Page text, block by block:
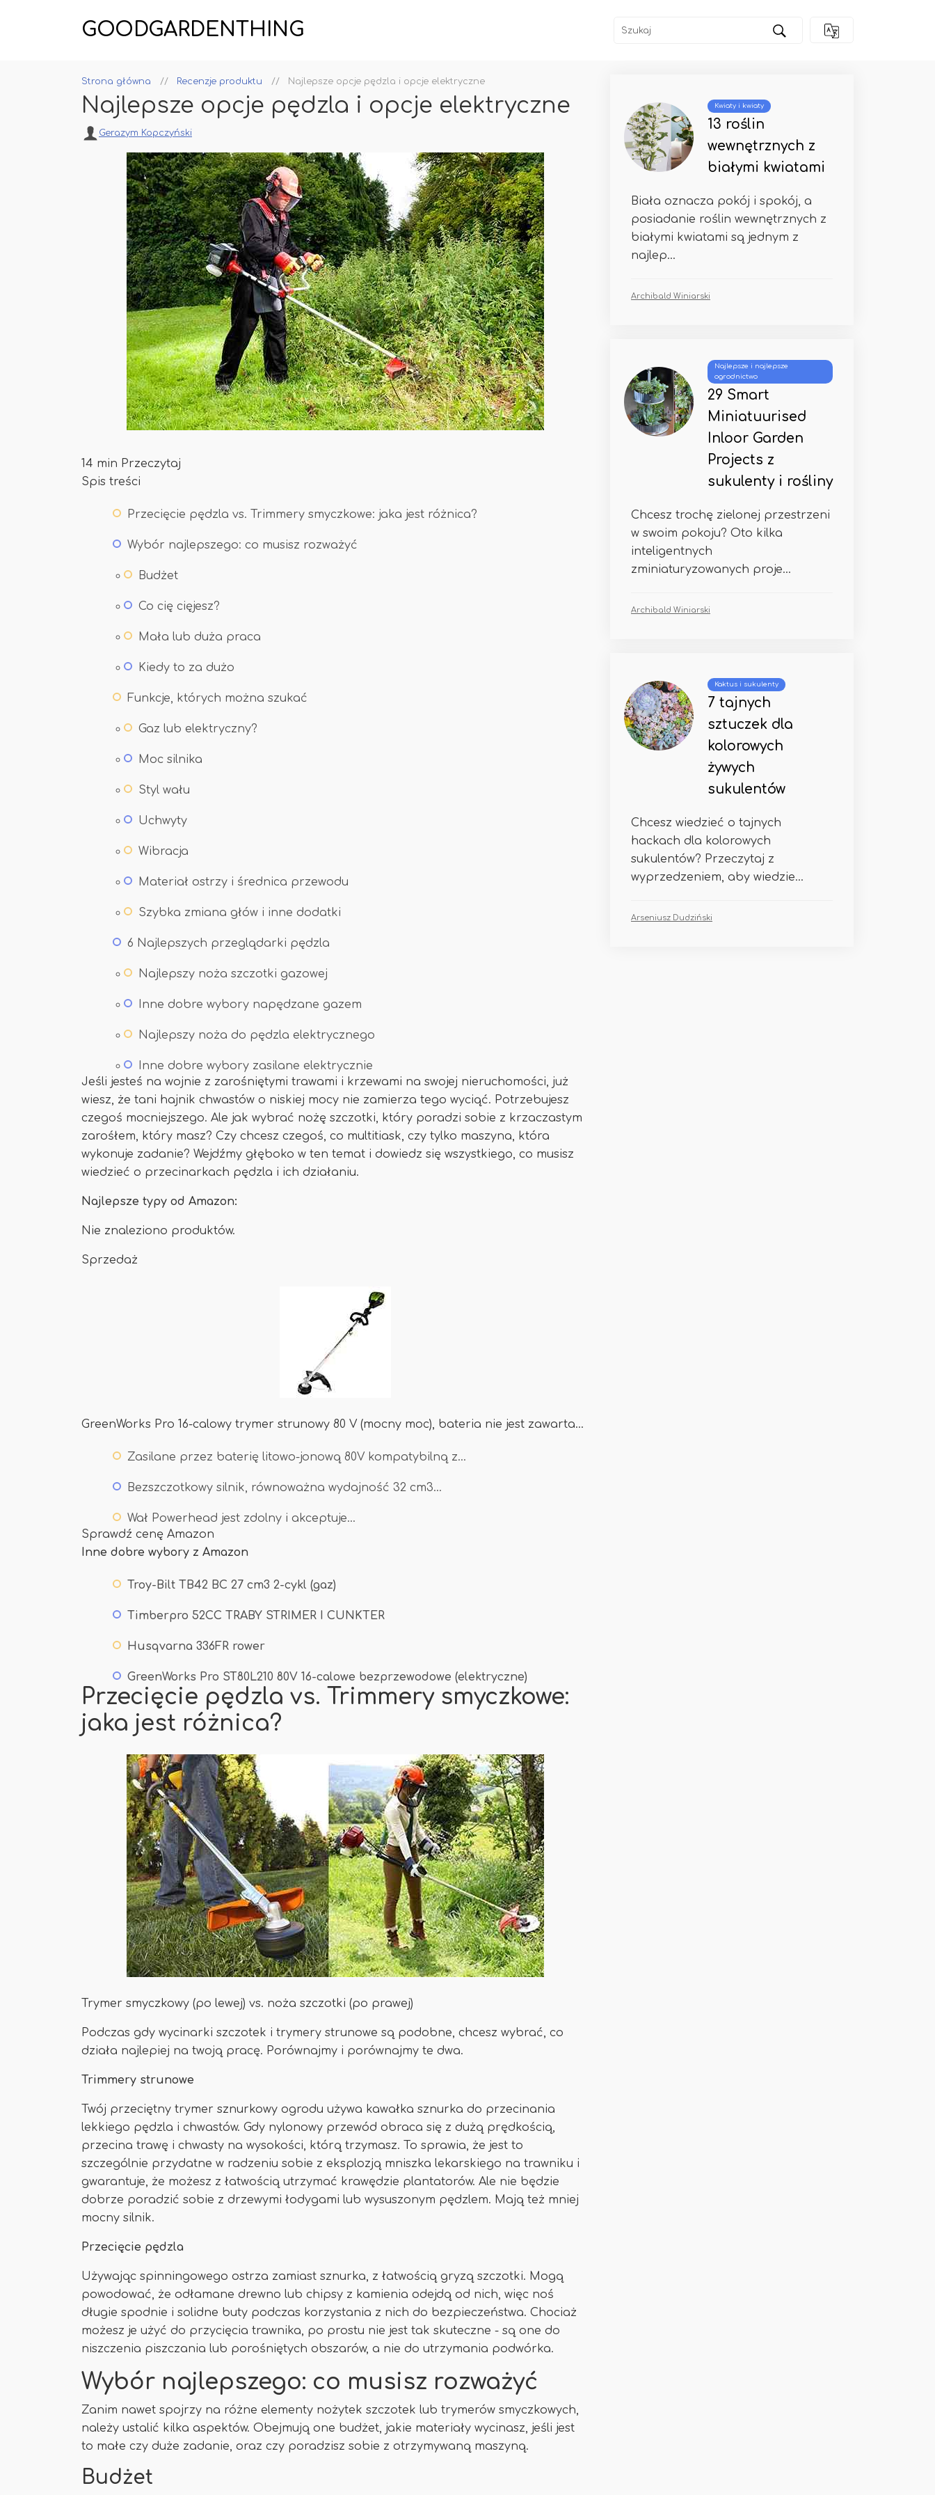
GOODGARDENTHING
Strona główna Recenzje produktu Najlepsze opcje pędzla i opcje elektryczne
Najlepsze opcje pędzla i opcje elektryczne
Gerazym Kopczyński
14 min Przeczytaj
Spis treści
Przecięcie pędzla vs. Trimmery smyczkowe: jaka jest różnica?
Wybór najlepszego: co musisz rozważyć
Budżet
Co cię cięjesz?
Mała lub duża praca
Kiedy to za dużo
Funkcje, których można szukać
Gaz lub elektryczny?
Moc silnika
Styl wału
Uchwyty
Wibracja
Materiał ostrzy i średnica przewodu
Szybka zmiana głów i inne dodatki
6 Najlepszych przeglądarki pędzla
Najlepszy noża szczotki gazowej
Inne dobre wybory napędzane gazem
Najlepszy noża do pędzla elektrycznego
Inne dobre wybory zasilane elektrycznie
Jeśli jesteś na wojnie z zarośniętymi trawami i krzewami na swojej nieruchomości, już
wiesz, że tani hajnik chwastów o niskiej mocy nie zamierza tego wyciąć. Potrzebujesz
czegoś mocniejszego. Ale jak wybrać nożę szczotki, który poradzi sobie z krzaczastym
zarośłem, który masz? Czy chcesz czegoś, co multitiask, czy tylko maszyna, która
wykonuje zadanie? Wejdźmy głęboko w ten temat i dowiedz się wszystkiego, co musisz
wiedzieć o przecinarkach pędzla i ich działaniu.
Najlepsze typy od Amazon:
Nie znaleziono produktów.
Sprzedaż
GreenWorks Pro 16-calowy trymer strunowy 80 V (mocny moc), bateria nie jest zawarta…
Zasilane przez baterię litowo-jonową 80V kompatybilną z…
Bezszczotkowy silnik, równoważna wydajność 32 cm3…
Wał Powerhead jest zdolny i akceptuje…
Sprawdź cenę Amazon
Inne dobre wybory z Amazon
Troy-Bilt TB42 BC 27 cm3 2-cykl (gaz)
Timberpro 52CC TRABY STRIMER I CUNKTER
Husqvarna 336FR rower
GreenWorks Pro ST80L210 80V 16-calowe bezprzewodowe (elektryczne)
Przecięcie pędzla vs. Trimmery smyczkowe:
jaka jest różnica?
Trymer smyczkowy (po lewej) vs. noża szczotki (po prawej)
Podczas gdy wycinarki szczotek i trymery strunowe są podobne, chcesz wybrać, co
działa najlepiej na twoją pracę. Porównajmy i porównajmy te dwa.
Trimmery strunowe
Twój przeciętny trymer sznurkowy ogrodu używa kawałka sznurka do przecinania
lekkiego pędzla i chwastów. Gdy nylonowy przewód obraca się z dużą prędkością,
przecina trawę i chwasty na wysokości, którą trzymasz. To sprawia, że ​​jest to
szczególnie przydatne w radzeniu sobie z eksplozją mniszka lekarskiego na trawniku i
gwarantuje, że możesz z łatwością utrzymać krawędzie plantatorów. Ale nie będzie
dobrze poradzić sobie z drzewymi łodygami lub wysuszonym pędzlem. Mają też mniej
mocny silnik.
Przecięcie pędzla
Używając spinningowego ostrza zamiast sznurka, z łatwością gryzą szczotki. Mogą
powodować, że odłamane drewno lub chipsy z kamienia odejdą od nich, więc noś
długie spodnie i solidne buty podczas korzystania z nich do bezpieczeństwa. Chociaż
możesz je użyć do przycięcia trawnika, po prostu nie jest tak skuteczne - są one do
niszczenia piszczania lub porośniętych obszarów, a nie do utrzymania podwórka.
Wybór najlepszego: co musisz rozważyć
Zanim nawet spojrzy na różne elementy nożytek szczotek lub trymerów smyczkowych,
należy ustalić kilka aspektów. Obejmują one budżet, jakie materiały wycinasz, jeśli jest
to małe czy duże zadanie, oraz czy poradzisz sobie z otrzymywaną maszyną.
Budżet
Kwiaty i kwiaty
13 roślin
wewnętrznych z
białymi kwiatami
Biała oznacza pokój i spokój, a
posiadanie roślin wewnętrznych z
białymi kwiatami są jednym z
najlep...
Archibald Winiarski
Najlepsze i najlepsze
ogrodnictwo
29 Smart
Miniatuurised
Inloor Garden
Projects z
sukulenty i rośliny
Chcesz trochę zielonej przestrzeni
w swoim pokoju? Oto kilka
inteligentnych
zminiaturyzowanych proje...
Archibald Winiarski
Kaktus i sukulenty
7 tajnych
sztuczek dla
kolorowych
żywych
sukulentów
Chcesz wiedzieć o tajnych
hackach dla kolorowych
sukulentów? Przeczytaj z
wyprzedzeniem, aby wiedzie...
Arseniusz Dudziński